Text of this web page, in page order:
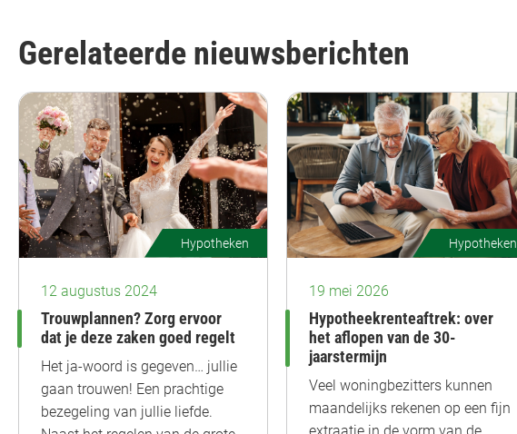
Gerelateerde nieuwsberichten
Hypotheken
12 augustus 2024
Trouwplannen? Zorg ervoor
dat je deze zaken goed regelt
Het ja-woord is gegeven… jullie
gaan trouwen! Een prachtige
bezegeling van jullie liefde.
Hypotheken
19 mei 2026
Hypotheekrenteaftrek: over
het aflopen van de 30-
jaarstermijn
Veel woningbezitters kunnen
maandelijks rekenen op een fijn
extraatje in de vorm van de